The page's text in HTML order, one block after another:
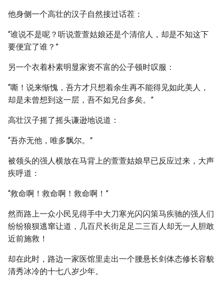
他身侧一个高壮的汉子自然接过话茬：
“谁说不是呢？听说萱萱姑娘还是个清倌人，却是不知这下
要便宜了谁？”
另一个衣着朴素明显家资不富的公子顿时叹服：
“嘶！说来惭愧，吾方才只想着余生再不能得见如此美人，
却是未曾想到这一层，吾不如兄台多矣。”
高壮汉子摇了摇头谦逊地说道：
“吾亦无他，唯多飘尔。”
被领头的强人横放在马背上的萱萱姑娘早已反应过来，大声
疾呼道：
“救命啊！救命啊！救命啊！”
然而路上一众小民见得手中大刀寒光闪闪策马疾驰的强人们
纷纷狼狈逃窜让道，几百尺长街足足二三百人却无一人胆敢
近前施救！
却在此时，路边一家医馆里走出一个腰悬长剑体态修长容貌
清秀冰冷的十七八岁少年。